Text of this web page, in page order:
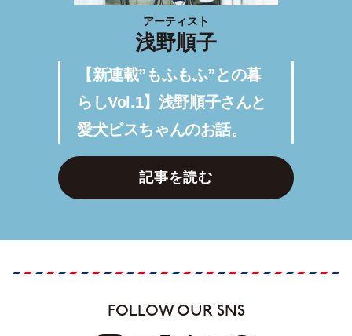
アーティスト
浅野順子
【新連載”もふもふ”との暮
らしVol.1】浅野順子さんと
愛犬ビスちゃんのお話。
記事を読む
FOLLOW OUR SNS